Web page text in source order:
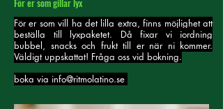
För er som gillar lyx
För er som vill ha det lilla extra, finns möjlighet att
beställa till lyxpaketet. Då fixar vi iordning
bubbel, snacks och frukt till er när ni kommer.
Väldigt uppskattat! Fråga oss vid bokning.
boka via info@ritmolatino.se